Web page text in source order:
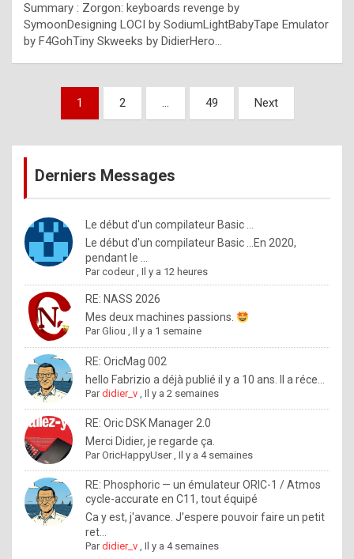
l
e
x
a
%
m
a
d
b
y
o
l
e
x
.
I
f
y
Summary : Zorgon: keyboards revenge by
SymoonDesigning LOCI by SodiumLightBabyTape Emulator
by F4GohTiny Skweeks by DidierHero…
Pagination
publications
1 2 … 49 Next
Derniers Messages
Le début d'un compilateur Basic ...
Le début d'un compilateur Basic ...En 2020,
pendant le ...
Parcodeur,Il y a 12 heures
RE: NASS 2026
Mes deux machines passions.
ParGliou ,Il y a 1 semaine
RE: OricMag 002
hello Fabrizio a déjà publié il y a 10 ans. Il a réce...
Pardidier_v ,Il y a 2 semaines
RE: Oric DSK Manager 2.0
Merci Didier, je regarde ça.
ParOricHappyUser,Il y a 4 semaines
RE: Phosphoric — un émulateur ORIC-1 / Atmos
cycle-accurate en C11, tout équipé
Ca y est, j'avance. J'espere pouvoir faire un petit
ret...
Pardidier_v ,Il y a 4 semaines